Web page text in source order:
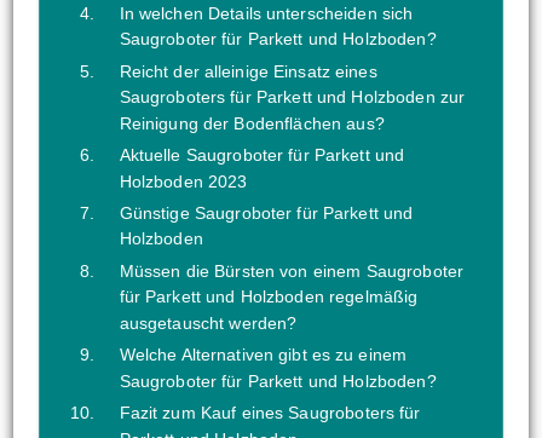
In welchen Details unterscheiden sich
Saugroboter für Parkett und Holzboden?
Reicht der alleinige Einsatz eines
Saugroboters für Parkett und Holzboden zur
Reinigung der Bodenflächen aus?
Aktuelle Saugroboter für Parkett und
Holzboden 2023
Günstige Saugroboter für Parkett und
Holzboden
Müssen die Bürsten von einem Saugroboter
für Parkett und Holzboden regelmäßig
ausgetauscht werden?
Welche Alternativen gibt es zu einem
Saugroboter für Parkett und Holzboden?
Fazit zum Kauf eines Saugroboters für